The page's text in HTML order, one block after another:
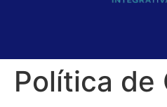
Política de